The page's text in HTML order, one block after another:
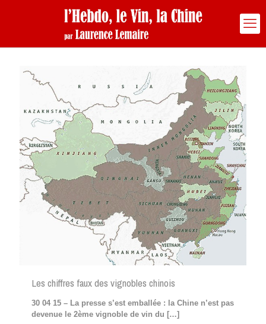
Les chiffres faux des vignobles chinois
30 04 15 – La presse s’est emballée : la Chine n’est pas
devenue le 2ème vignoble de vin du […]